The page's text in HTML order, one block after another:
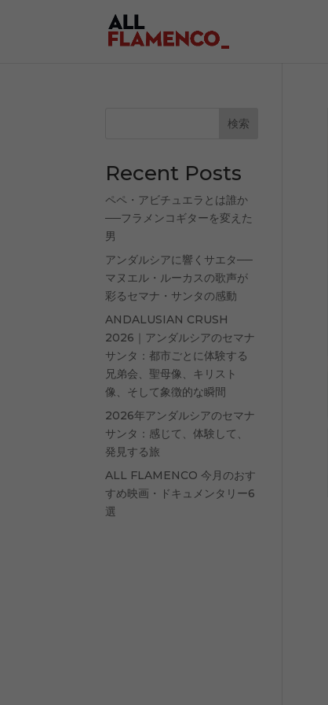
検索
Recent Posts
ペペ・アビチュエラとは誰か
──フラメンコギターを変えた
男
アンダルシアに響くサエタ──
マヌエル・ルーカスの歌声が
彩るセマナ・サンタの感動
ANDALUSIAN CRUSH
2026｜アンダルシアのセマナ
サンタ：都市ごとに体験する
兄弟会、聖母像、キリスト
像、そして象徴的な瞬間
2026年アンダルシアのセマナ
サンタ：感じて、体験して、
発見する旅
ALL FLAMENCO 今月のおす
すめ映画・ドキュメンタリー6
選